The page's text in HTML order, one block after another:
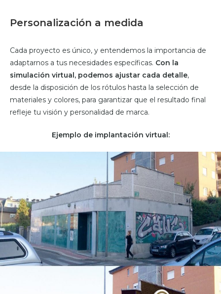
Personalización a medida
Cada proyecto es único, y entendemos la importancia de
adaptarnos a tus necesidades específicas. Con la
simulación virtual, podemos ajustar cada detalle,
desde la disposición de los rótulos hasta la selección de
materiales y colores, para garantizar que el resultado final
refleje tu visión y personalidad de marca.
Ejemplo de implantación virtual: